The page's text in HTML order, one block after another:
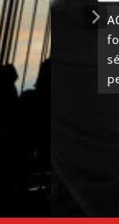
de
de la
et des